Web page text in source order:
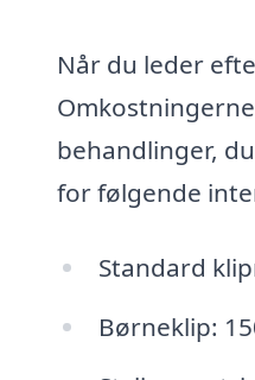
Når du leder
behandlinger,
for følgende
Standard
Børneklip: